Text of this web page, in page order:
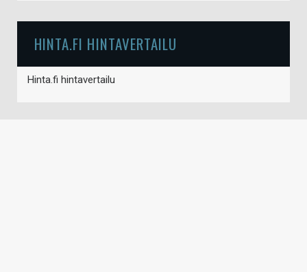
HINTA.FI HINTAVERTAILU
Hinta.fi hintavertailu